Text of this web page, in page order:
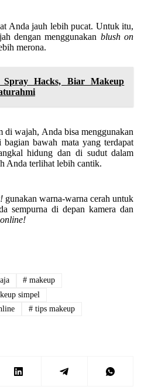
Anda jauh lebih pucat. Untuk itu,
dengan menggunakan blush on
merona.
Spray Hacks, Biar Makeup
wajah, Anda bisa menggunakan
bawah mata yang terdapat
hidung dan di sudut dalam
Anda terlihat lebih cantik.
gunakan warna-warna cerah untuk
sempurna di depan kamera dan
online!
# makeup
simpel
#tips makeup